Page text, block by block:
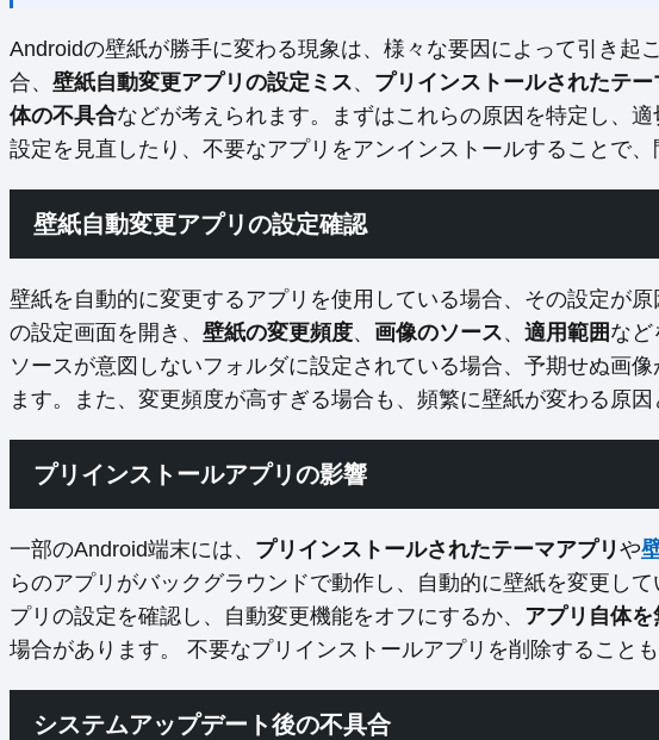
Androidの壁紙が勝手に変わる現象は、様々な要因によって引き起
合、 壁紙自動変更アプリの設定ミス、 プリインストールされたテ
体の不具合などが考えられます。まずはこれらの原因を特定し、適
設定を見直したり、不要なアプリをアンインストールすることで、
壁紙自動変更アプリの設定確認
壁紙を自動的に変更するアプリを使用している場合、その設定が
の設定画面を開き、 壁紙の変更頻度、 画像のソース、 適用範囲 など
ソースが意図しないフォルダに設定されている場合、予期せぬ画
ます。また、変更頻度が高すぎる場合も、頻繁に壁紙が変わる原因
プリインストールアプリの影響
一部のAndroid端末には、 プリインストールされたテーマアプリ や
らのアプリがバックグラウンドで動作し、自動的に壁紙を変更し
プリの設定を確認し、自動変更機能をオフにするか、 アプリ自体を
場合があります。 不要なプリインストールアプリを削除することも
システムアップデート後の不具合